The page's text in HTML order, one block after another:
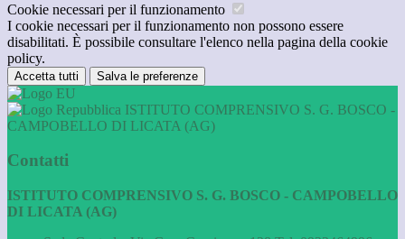
Cookie necessari per il funzionamento
I cookie necessari per il funzionamento non possono essere
disabilitati. È possibile consultare l'elenco nella pagina della cookie
policy.
Accetta tutti Salva le preferenze
ISTITUTO COMPRENSIVO S. G. BOSCO -
CAMPOBELLO DI LICATA (AG)
Contatti
ISTITUTO COMPRENSIVO S. G. BOSCO - CAMPOBELLO
DI LICATA (AG)